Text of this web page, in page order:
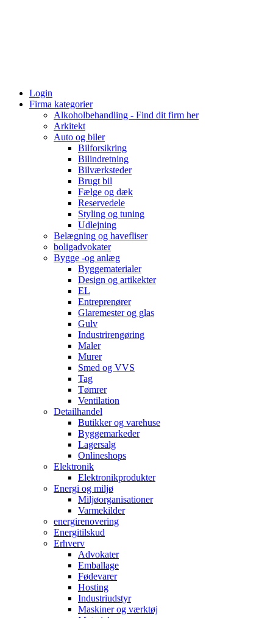
Login
Firma kategorier
Alkoholbehandling - Find dit firm her
Arkitekt
Auto og biler
Bilforsikring
Bilindretning
Bilværksteder
Brugt bil
Fælge og dæk
Reservedele
Styling og tuning
Udlejning
Belægning og havefliser
boligadvokater
Bygge -og anlæg
Byggematerialer
Design og artikekter
EL
Entreprenører
Glaremester og glas
Gulv
Industrirengøring
Maler
Murer
Smed og VVS
Tag
Tømrer
Ventilation
Detailhandel
Butikker og varehuse
Byggemarkeder
Lagersalg
Onlineshops
Elektronik
Elektronikprodukter
Energi og miljø
Miljøorganisationer
Varmekilder
energirenovering
Energitilskud
Erhverv
Advokater
Emballage
Fødevarer
Hosting
Industriudstyr
Maskiner og værktøj